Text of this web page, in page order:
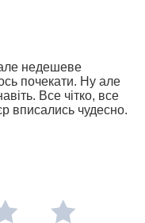
але недешеве
почекати. Ну але
Все чітко, все
вписались чудесно.